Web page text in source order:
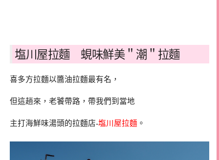
塩川屋拉麵 蜆味鮮美＂潮＂拉麵
喜多方拉麵以醬油拉麵最有名，
但這趟來，老饕帶路，帶我們到當地
主打海鮮味湯頭的拉麵店-塩川屋拉麵 。